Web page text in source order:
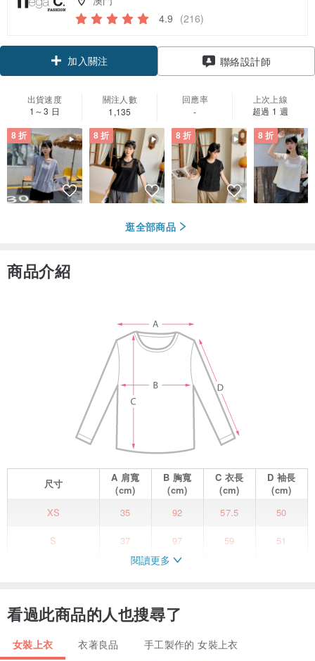
4.9 (216)
加入關注 聯絡設計師
出貨速度
1～3 日
關注人數
1,135
回應率
-
上次上線
超過 1 週
8 折 8 折 8 折 8 折
逛全部商品
商品介紹
尺寸 A 肩寬
(cm)
B 胸寬
(cm)
C衣長
(cm)
D袖長
(cm)
XS
35 92 57.5 50
S 37 97 59 51
NEGA C. Fashion成立於2011年, 由曾留學英國之服裝設計師徐雅婷
2012年8月於澳門開設女裝店舖, 除後開發了自家設計及製作的女裝
閱讀更多
看過此商品的人也搜尋了
女裝上衣 衣著良品 手工製作的 女裝上衣